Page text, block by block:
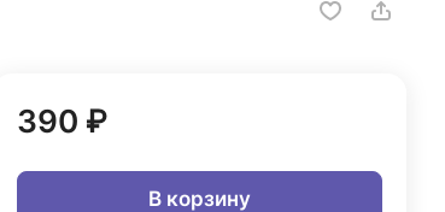
390 ₽
В корзину